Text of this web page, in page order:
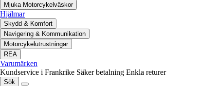
Mjuka Motorcykelväskor
Hjälmar
Skydd & Komfort
Navigering & Kommunikation
Motorcykelutrustningar
REA
Varumärken
Kundservice i Frankrike Säker betalning Enkla returer
Sök